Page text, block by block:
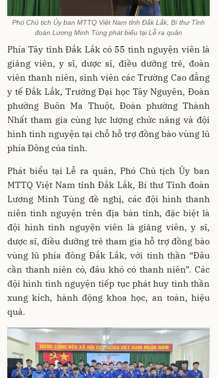
Phó Chủ tịch Ủy ban MTTQ Việt Nam tỉnh Đắk Lắk, Bí thư Tỉnh
đoàn Lương Minh Tùng phát biểu tại Lễ ra quân
Phía Tây tỉnh Đắk Lắk có 55 tình nguyện viên là
giảng viên, y sĩ, dược sĩ, điều dưỡng trẻ, đoàn
viên thanh niên, sinh viên các Trường Cao đẳng
y tế Đắk Lắk, Trường Đại học Tây Nguyên, Đoàn
phường Buôn Ma Thuột, Đoàn phường Thành
Nhất tham gia cùng lực lượng chức năng và đội
hình tình nguyện tại chỗ hỗ trợ đồng bào vùng lũ
phía Đông của tỉnh.
Phát biểu tại Lễ ra quân, Phó Chủ tịch Ủy ban
MTTQ Việt Nam tỉnh Đắk Lắk, Bí thư Tỉnh đoàn
Lương Minh Tùng đề nghị, các đội hình thanh
niên tình nguyện trên địa bàn tỉnh, đặc biệt là
đội hình tình nguyện viên là giảng viên, y sĩ,
dược sĩ, điều dưỡng trẻ tham gia hỗ trợ đồng bào
vùng lũ phía đông Đắk Lắk, với tinh thần “Đâu
cần thanh niên có, đâu khó có thanh niên”. Các
đội hình tình nguyện tiếp tục phát huy tinh thần
xung kích, hành động khoa học, an toàn, hiệu
quả.